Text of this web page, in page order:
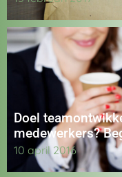
Doel
medewerkers?
10 april 2016